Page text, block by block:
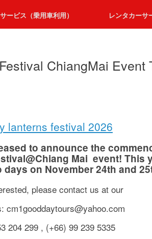
ービス（乗用車利用） レンタカーサ
ChiangMai Event
lanterns festival 2026
to announce the
Mai event! This
days on November 24th and
please contact us at our
cm1gooddaytours@yahoo.com
204 299 , (+66) 99 239 5335